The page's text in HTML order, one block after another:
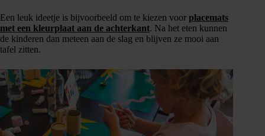
Een leuk ideetje is bijvoorbeeld om te kiezen voor placemats
met een kleurplaat aan de achterkant. Na het eten kunnen
de kinderen dan meteen aan de slag en blijven ze mooi aan
tafel zitten.